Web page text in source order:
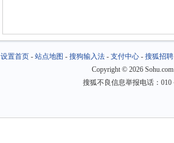
设置首页- 站点地图 - 搜狗输入法- 支付中心- 搜狐招聘
Copyright © 2026
搜狐不良信息举报电话：010